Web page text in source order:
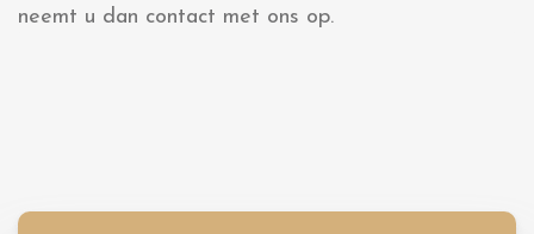
neemt u dan contact met ons op.